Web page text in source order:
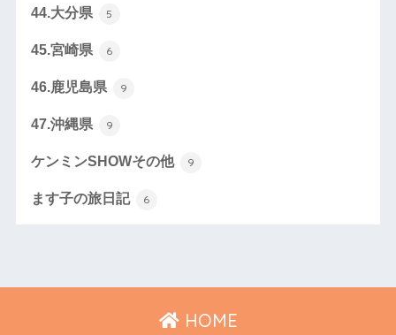
44.大分県 5
45.宮崎県 6
46.鹿児島県 9
47.沖縄県 9
ケンミンSHOWその他 9
ます子の旅日記 6
HOME